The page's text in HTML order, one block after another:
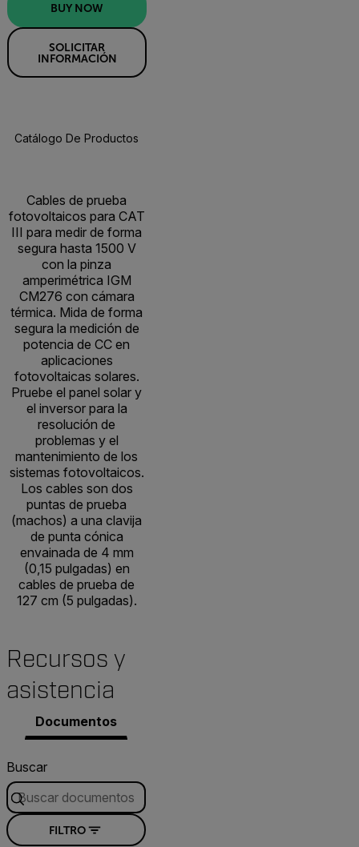
BUY NOW
SOLICITAR
INFORMACIÓN
Catálogo De Productos
Cables de prueba
fotovoltaicos para CAT
III para medir de forma
segura hasta 1500 V
con la pinza
amperimétrica IGM
CM276 con cámara
térmica. Mida de forma
segura la medición de
potencia de CC en
aplicaciones
fotovoltaicas solares.
Pruebe el panel solar y
el inversor para la
resolución de
problemas y el
mantenimiento de los
sistemas fotovoltaicos.
Los cables son dos
puntas de prueba
(machos) a una clavija
de punta cónica
envainada de 4 mm
(0,15 pulgadas) en
cables de prueba de
127 cm (5 pulgadas).
Recursos y
asistencia
Documentos
Buscar
FILTRO